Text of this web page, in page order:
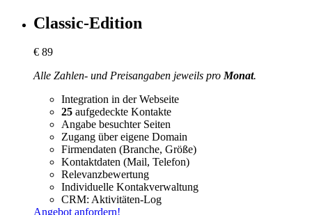
Classic-Edition
€ 89
Alle Zahlen- und Preisangaben jeweils proMonat.
Integration in der Webseite
25 aufgedeckte Kontakte
Angabe besuchter Seiten
Zugang über eigene Domain
Firmendaten (Branche, Größe)
Kontaktdaten (Mail, Telefon)
Relevanzbewertung
Individuelle Kontakverwaltung
CRM: Aktivitäten-Log
Angebot anfordern!